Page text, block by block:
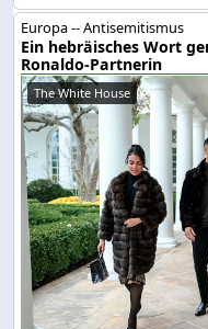
Europa -- Antisemitismus
Ein hebräisches Wort
Ronaldo-Partnerin
The White House